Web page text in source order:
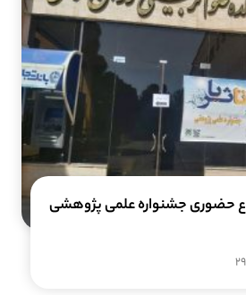
حضوری جشنواره علمی پژوهشی